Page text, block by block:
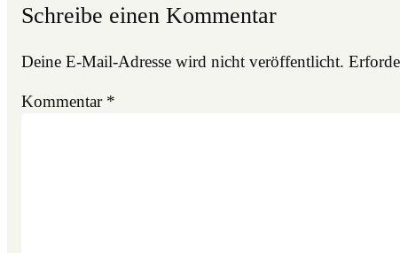
Schreibe einen Kommentar
Deine E-Mail-Adresse wird nicht veröffentlicht.
Kommentar *